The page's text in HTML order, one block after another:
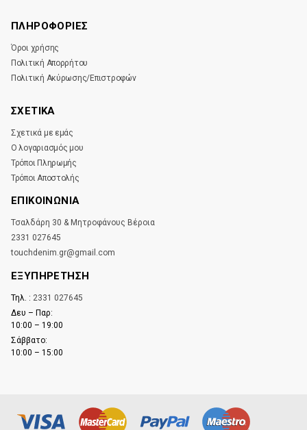
ΠΛΗΡΟΦΟΡΙΕΣ
Όροι χρήσης
Πολιτική Απορρήτου
Πολιτική Ακύρωσης/Επιστροφών
ΣΧΕΤΙΚΑ
Σχετικά με εμάς
Ο λογαριασμός μου
Τρόποι Πληρωμής
Τρόποι Αποστολής
ΕΠΙΚΟΙΝΩΝΊΑ
Τσαλδάρη 30 & Μητροφάνους Βέροια
2331 027645
touchdenim.gr@gmail.com
ΕΞΥΠΗΡΕΤΗΣΗ
Τηλ. : 2331 027645
Δευ – Παρ:
10:00 – 19:00
Σάββατο:
10:00 – 15:00